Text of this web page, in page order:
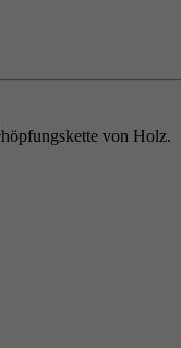
von Holz.